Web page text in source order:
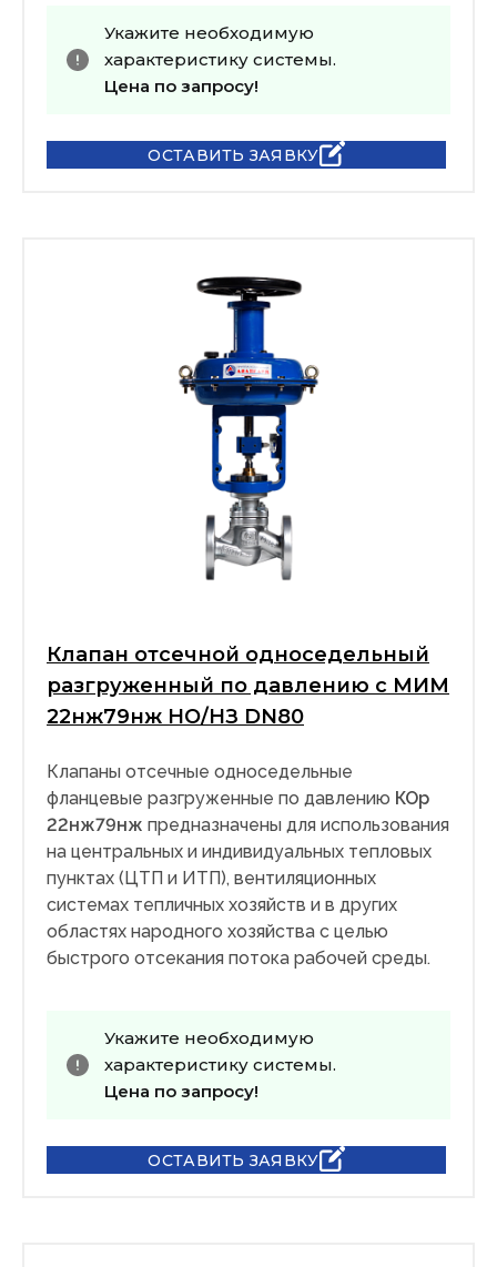
Укажите необходимую
характеристику системы.
Цена по запросу!
ОСТАВИТЬ ЗАЯВКУ
Клапан отсечной односедельный
разгруженный по давлению с МИМ
22нж79нж НО/НЗ DN80
Клапаны отсечные односедельные
фланцевые разгруженные по давлению КОр
22нж79нж предназначены для использования
на центральных и индивидуальных тепловых
пунктах (ЦТП и ИТП), вентиляционных
системах тепличных хозяйств и в других
областях народного хозяйства с целью
быстрого отсекания потока рабочей среды.
Укажите необходимую
характеристику системы.
Цена по запросу!
ОСТАВИТЬ ЗАЯВКУ